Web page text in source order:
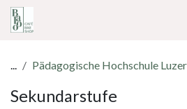
... Pädagogische Hochschule
Sekundarstufe